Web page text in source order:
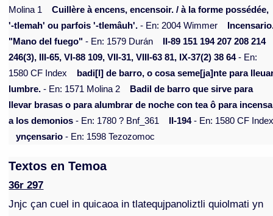
Molina 1
Cuillère à encens, encensoir. / à la forme possédée,
'-tlemah' ou parfois '-tlemâuh'. - En: 2004 Wimmer
"Mano del fuego" - En: 1579 Durán
II-89 151 194 207 208 214
246(3), III-65, VI-88 109, VII-31, VIII-63 81, IX-37(2) 38 64- En:
1580 CF Index
badi[l] de barro, o cosa seme[ja]nte para
lumbre. - En: 1571 Molina 2
Badil de barro que sirve para
llevar brasas o para alumbrar de noche con tea ô para
a los demonios - En: 1780 ? Bnf_361 II-194- En: 1580 CF
ynçensario - En: 1598 Tezozomoc
Textos en Temoa
36r 297
Jnjc çan cuel in quicaoa in tlatequjpanoliztli quiolmati yn